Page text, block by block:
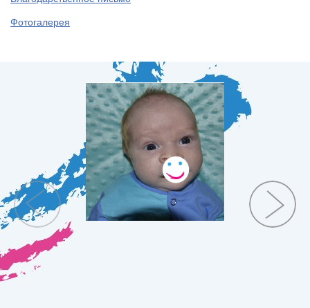
Фотогалерея